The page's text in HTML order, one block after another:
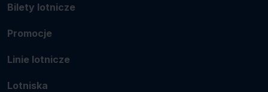
Bilety lotnicze
Promocje
Linie lotnicze
Lotniska